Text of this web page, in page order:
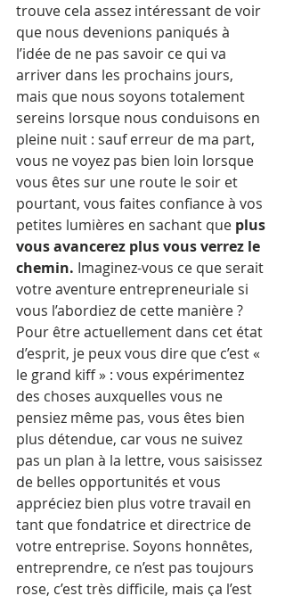
trouve cela assez intéressant de voir
que nous devenions paniqués à
l’idée de ne pas savoir ce qui va
arriver dans les prochains jours,
mais que nous soyons totalement
sereins lorsque nous conduisons en
pleine nuit : sauf erreur de ma part,
vous ne voyez pas bien loin lorsque
vous êtes sur une route le soir et
pourtant, vous faites confiance à vos
petites lumières en sachant que plus
vous avancerez plus vous verrez le
chemin. Imaginez-vous ce que serait
votre aventure entrepreneuriale si
vous l’abordiez de cette manière ?
Pour être actuellement dans cet état
d’esprit, je peux vous dire que c’est «
le grand kiff » : vous expérimentez
des choses auxquelles vous ne
pensiez même pas, vous êtes bien
plus détendue, car vous ne suivez
pas un plan à la lettre, vous saisissez
de belles opportunités et vous
appréciez bien plus votre travail en
tant que fondatrice et directrice de
votre entreprise. Soyons honnêtes,
entreprendre, ce n’est pas toujours
rose, c’est très difficile, mais ça l’est